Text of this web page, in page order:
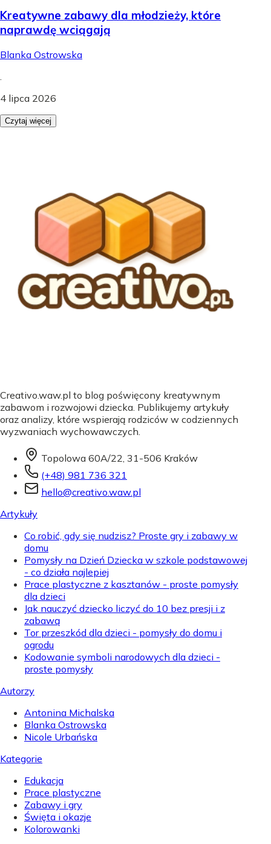
Kreatywne zabawy dla młodzieży, które
naprawdę wciągają
Blanka Ostrowska
4 lipca 2026
Czytaj więcej
Creativo.waw.pl to blog poświęcony kreatywnym
zabawom i rozwojowi dziecka. Publikujemy artykuły
oraz analizy, które wspierają rodziców w codziennych
wyzwaniach wychowawczych.
Topolowa 60A/22, 31-506 Kraków
(+48) 981 736 321
hello@creativo.waw.pl
Artykuły
Co robić, gdy się nudzisz? Proste gry i zabawy w
domu
Pomysły na Dzień Dziecka w szkole podstawowej
- co działa najlepiej
Prace plastyczne z kasztanów - proste pomysły
dla dzieci
Jak nauczyć dziecko liczyć do 10 bez presji i z
zabawą
Tor przeszkód dla dzieci - pomysły do domu i
ogrodu
Kodowanie symboli narodowych dla dzieci -
proste pomysły
Autorzy
Antonina Michalska
Blanka Ostrowska
Nicole Urbańska
Kategorie
Edukacja
Prace plastyczne
Zabawy i gry
Święta i okazje
Kolorowanki